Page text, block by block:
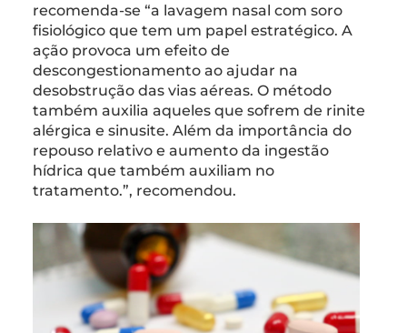
recomenda-se “a lavagem nasal com soro
fisiológico que tem um papel estratégico. A
ação provoca um efeito de
descongestionamento ao ajudar na
desobstrução das vias aéreas. O método
também auxilia aqueles que sofrem de rinite
alérgica e sinusite. Além da importância do
repouso relativo e aumento da ingestão
hídrica que também auxiliam no
tratamento.”, recomendou.